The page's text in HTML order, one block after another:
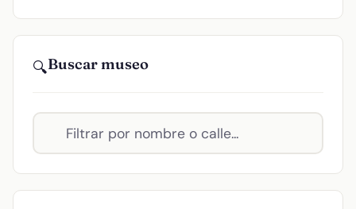
🔍Buscar museo